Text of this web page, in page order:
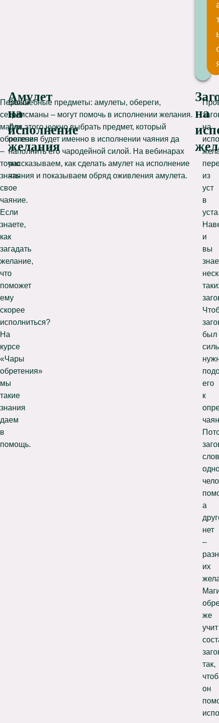
Первый
секрет
магии
обретения
–
точно
знать
свое
чаяние.
Если
знаете,
как
загадать
желание,
что
поможет
ему
скорее
исполниться?
На
курсе
«Чары
обретения»
мы
такие
знания
даем
в
помощь.
Амулет
на
исполнение
желания
Волшебные предметы: амулеты, обереги,
талисманы – могут помочь в исполнении желания.
Для этого нужно выбрать предмет, который
полезен будет именно в исполнении чаяния да
наполнить его чародейной силой. На вебинарах
рассказываем, как сделать амулет на исполнение
чаяния и показываем обряд оживления амулета.
на
на
из
уст
в
и
вы
был
его
к
а
нет
–
их
же
учит
так,
он